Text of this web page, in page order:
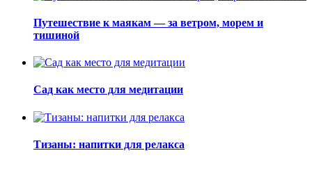
Путешествие к маякам — за ветром, морем и
тишиной
Сад как место для медитации
Тизаны: напитки для релакса